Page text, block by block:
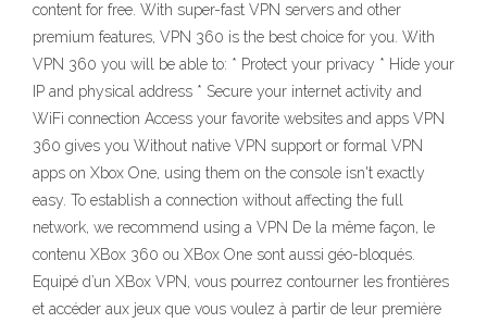
content for free. With super-fast VPN servers and other
premium features, VPN 360 is the best choice for you. With
VPN 360 you will be able to: * Protect your privacy * Hide your
IP and physical address * Secure your internet activity and
WiFi connection Access your favorite websites and apps VPN
360 gives you Without native VPN support or formal VPN
apps on Xbox One, using them on the console isn't exactly
easy. To establish a connection without affecting the full
network, we recommend using a VPN De la même façon, le
contenu XBox 360 ou XBox One sont aussi géo-bloqués.
Equipé d’un XBox VPN, vous pourrez contourner les frontières
et accéder aux jeux que vous voulez à partir de leur première